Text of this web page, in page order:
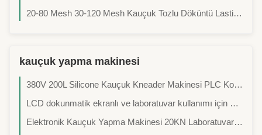
20-80 Mesh 30-120 Mesh Kauçuk Tozlu Döküntü Lastik Geri Dönüştürme Makinesi
kauçuk yapma makinesi
380V 200L Silicone Kauçuk Kneader Makinesi PLC Kontrolü ile Yüksek Viskozitesi Silika Gel Karıştırma
LCD dokunmatik ekranlı ve laboratuvar kullanımı için 220V güç kaynağı olan bilgisayarlı servo kauçuk romometre
Elektronik Kauçuk Yapma Makinesi 20KN Laboratuvar Çekme Test Cihazı